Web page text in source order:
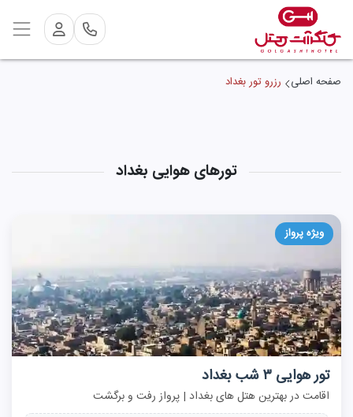
صفحه اصلی رزرو تور بغداد
تورهای هوایی بغداد
ویژه پرواز
تور هوایی ۳ شب بغداد
اقامت در بهترین هتل های بغداد | پرواز رفت و برگشت